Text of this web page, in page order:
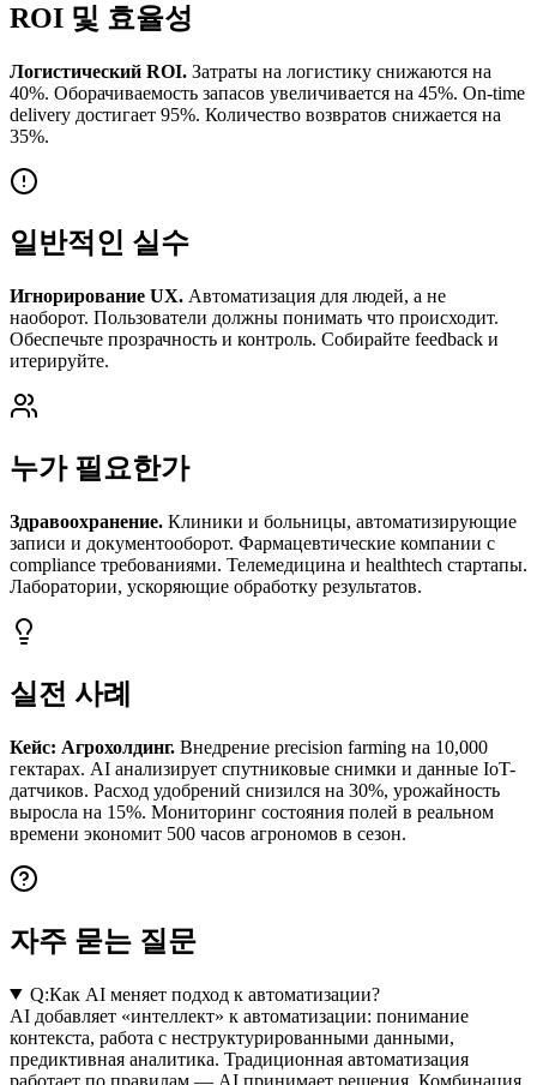
ROI 및 효율성
Логистический ROI. Затраты на логистику снижаются на
40%. Оборачиваемость запасов увеличивается на 45%. On-time
delivery достигает 95%. Количество возвратов снижается на
35%.
일반적인 실수
Игнорирование UX. Автоматизация для людей, а не
наоборот. Пользователи должны понимать что происходит.
Обеспечьте прозрачность и контроль. Собирайте feedback и
итерируйте.
누가 필요한가
Здравоохранение. Клиники и больницы, автоматизирующие
записи и документооборот. Фармацевтические компании с
compliance требованиями. Телемедицина и healthtech стартапы.
Лаборатории, ускоряющие обработку результатов.
실전 사례
Кейс: Агрохолдинг. Внедрение precision farming на 10,000
гектарах. AI анализирует спутниковые снимки и данные IoT-
датчиков. Расход удобрений снизился на 30%, урожайность
выросла на 15%. Мониторинг состояния полей в реальном
времени экономит 500 часов агрономов в сезон.
자주 묻는 질문
Q:Как AI меняет подход к автоматизации?
AI добавляет «интеллект» к автоматизации: понимание
контекста, работа с неструктурированными данными,
предиктивная аналитика. Традиционная автоматизация
работает по правилам — AI принимает решения. Комбинация